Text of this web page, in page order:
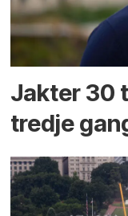
Jakter 30
tredje